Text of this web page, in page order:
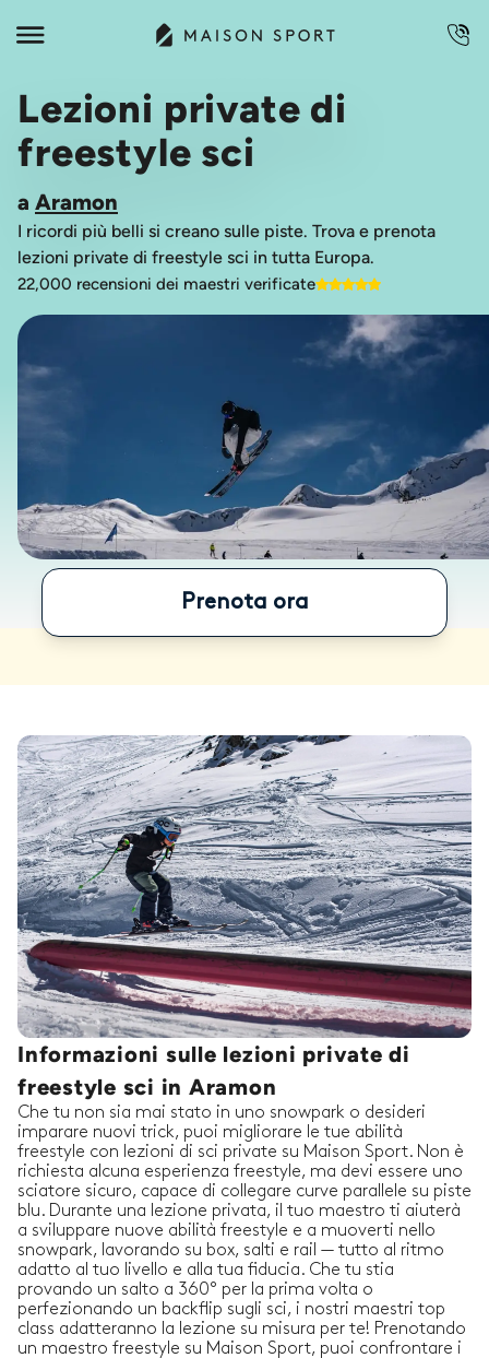
Lezioni private di
freestyle sci
a Aramon
I ricordi più belli si creano sulle piste. Trova e prenota
lezioni private di freestyle sci in tutta Europa.
22,000 recensioni dei maestri verificate
Prenota ora
Informazioni sulle lezioni private di
freestyle sci in Aramon
Che tu non sia mai stato in uno snowpark o desideri
imparare nuovi trick, puoi migliorare le tue abilità
freestyle con lezioni di sci private su Maison Sport. Non è
richiesta alcuna esperienza freestyle, ma devi essere uno
sciatore sicuro, capace di collegare curve parallele su piste
blu. Durante una lezione privata, il tuo maestro ti aiuterà
a sviluppare nuove abilità freestyle e a muoverti nello
snowpark, lavorando su box, salti e rail — tutto al ritmo
adatto al tuo livello e alla tua fiducia. Che tu stia
provando un salto a 360° per la prima volta o
perfezionando un backflip sugli sci, i nostri maestri top
class adatteranno la lezione su misura per te! Prenotando
un maestro freestyle su Maison Sport, puoi confrontare i